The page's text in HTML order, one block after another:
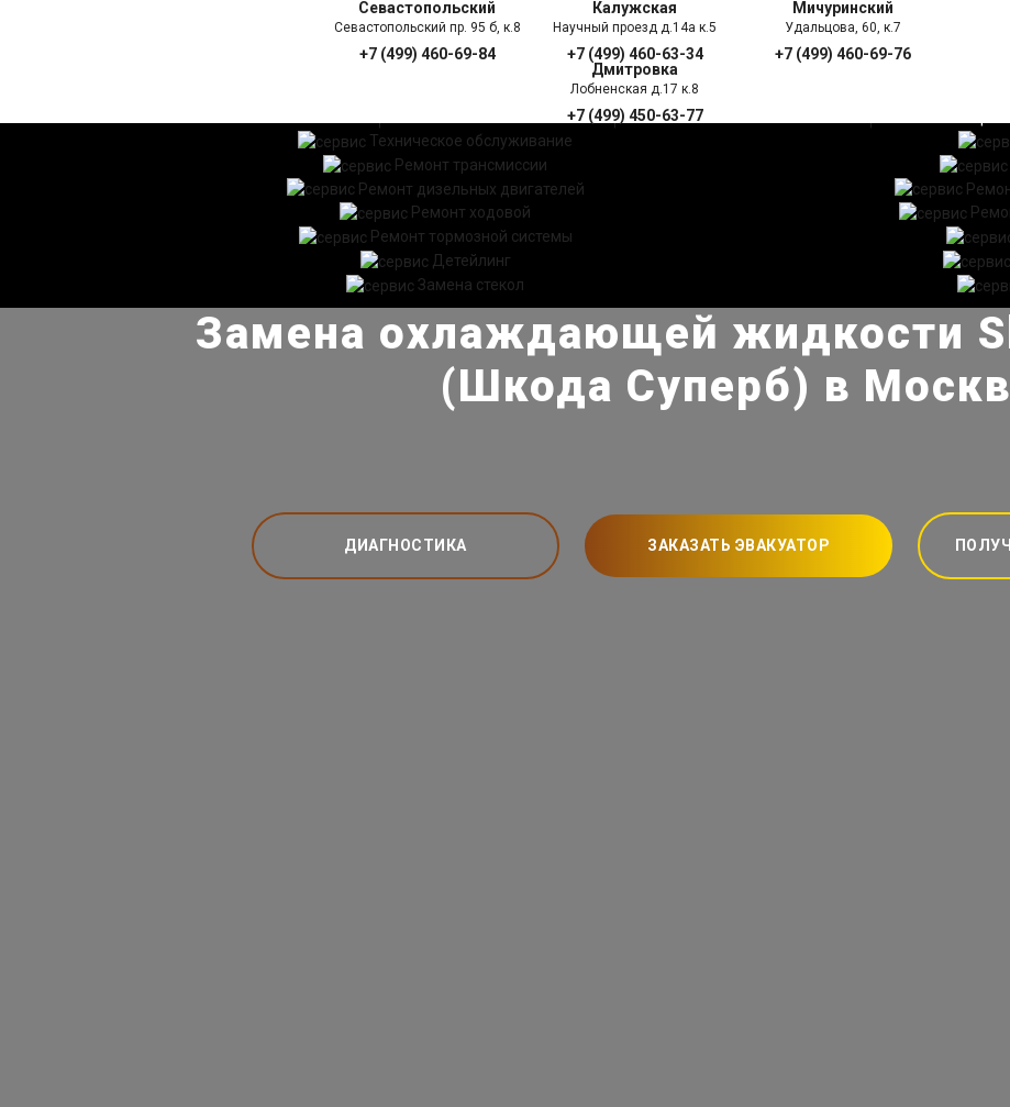
Севастопольский
Севастопольский пр. 95 б, к.8
+7 (499) 460-69-84
Калужская
Научный проезд д.14а к.5
+7 (499) 460-63-34
Мичуринский
Удальцова, 60, к.7
+7 (499) 460-69-76
Дмитровка
Лобненская д.17 к.8
+7 (499) 450-63-77ПРАЙС ЛИСТ
Техническое обслуживание
Ремонт трансмиссии
Ремонт дизельных двигателей
Ремонт ходовой
Ремонт тормозной системы
Детейлинг
Замена стекол
Замена охлаждающей жидкости
(Шкода Суперб) в
ДИАГНОСТИКА ЗАКАЗАТЬ ЭВАКУАТОР